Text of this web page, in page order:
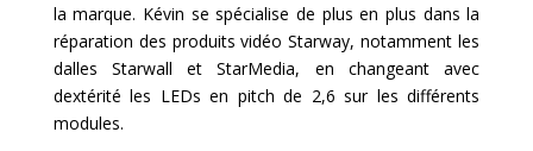
la marque. Kévin se spécialise de plus en plus dans la
réparation des produits vidéo Starway, notamment les
dalles Starwall et StarMedia, en changeant avec
dextérité les LEDs en pitch de 2,6 sur les différents
modules.